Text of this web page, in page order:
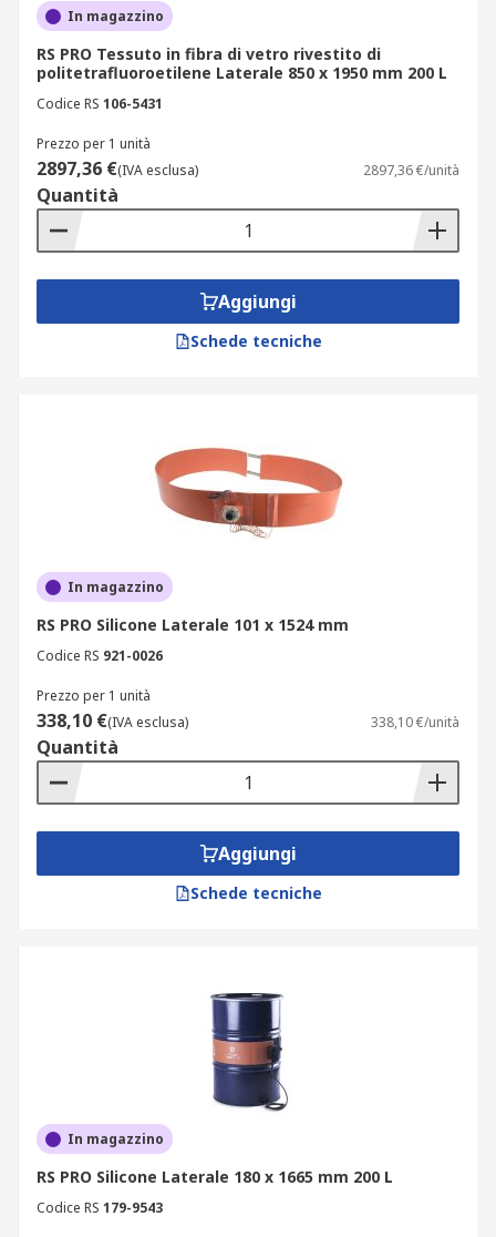
In magazzino
RS PRO Tessuto in fibra di vetro rivestito di
politetrafluoroetilene Laterale 850 x 1950 mm 200 L
Codice RS 106-5431
Prezzo per 1 unità
2897,36 €(IVA esclusa) 2897,36 €/unità
Quantità
Aggiungi
Schede tecniche
In magazzino
RS PRO Silicone Laterale 101 x 1524 mm
Codice RS 921-0026
Prezzo per 1 unità
338,10 €(IVA esclusa) 338,10 €/unità
Quantità
Aggiungi
Schede tecniche
In magazzino
RS PRO Silicone Laterale 180 x 1665 mm 200 L
Codice RS 179-9543